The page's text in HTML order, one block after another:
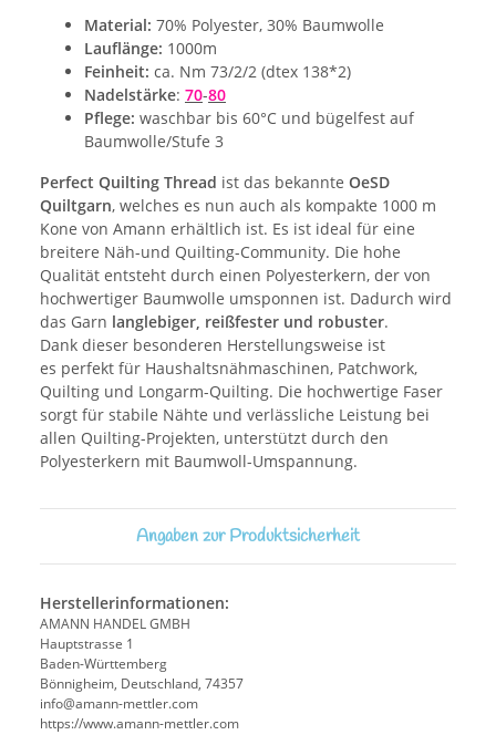
Material: 70% Polyester, 30% Baumwolle
Lauflänge: 1000m
Feinheit: ca. Nm 73/2/2 (dtex 138*2)
Nadelstärke: 70-80
Pflege: waschbar bis 60°C und bügelfest auf
Baumwolle/Stufe 3
Perfect Quilting Thread ist das bekannte OeSD
Quiltgarn, welches es nun auch als kompakte 1000 m
Kone von Amann erhältlich ist. Es ist ideal für eine
breitere Näh-und Quilting-Community. Die hohe
Qualität entsteht durch einen Polyesterkern, der von
hochwertiger Baumwolle umsponnen ist. Dadurch wird
das Garn langlebiger, reißfester und robuster.
Dank dieser besonderen Herstellungsweise ist
es perfekt für Haushaltsnähmaschinen, Patchwork,
Quilting und Longarm-Quilting. Die hochwertige Faser
sorgt für stabile Nähte und verlässliche Leistung bei
allen Quilting-Projekten, unterstützt durch den
Polyesterkern mit Baumwoll-Umspannung.
Angaben zur Produktsicherheit
Herstellerinformationen:
AMANN HANDEL GMBH
Hauptstrasse 1
Baden-Württemberg
Bönnigheim, Deutschland, 74357
info@amann-mettler.com
https://www.amann-mettler.com